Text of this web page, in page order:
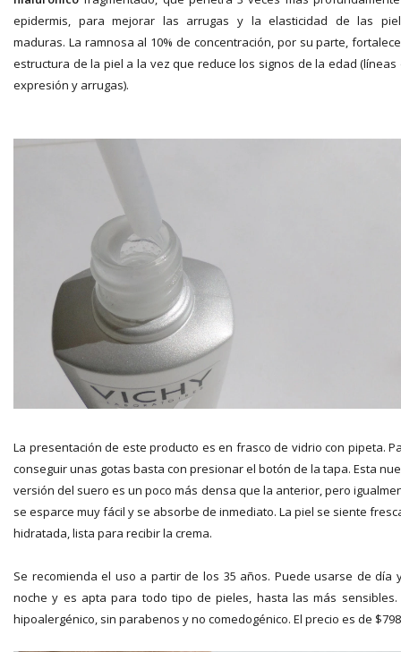
epidermis, para mejorar las arrugas y la elasticidad de las
maduras. La ramnosa al 10% de concentración, por su parte,
estructura de la piel a la vez que reduce los signos de la edad (líneas
expresión y arrugas).
La presentación de este producto es en frasco de vidrio con pipeta.
conseguir unas gotas basta con presionar el botón de la tapa. Esta
versión del suero es un poco más densa que la anterior, pero
se esparce muy fácil y se absorbe de inmediato. La piel se siente
hidratada, lista para recibir la crema.
Se recomienda el uso a partir de los 35 años. Puede usarse de día
noche y es apta para todo tipo de pieles, hasta las más sensibles.
hipoalergénico, sin parabenos y no comedogénico. El precio es de